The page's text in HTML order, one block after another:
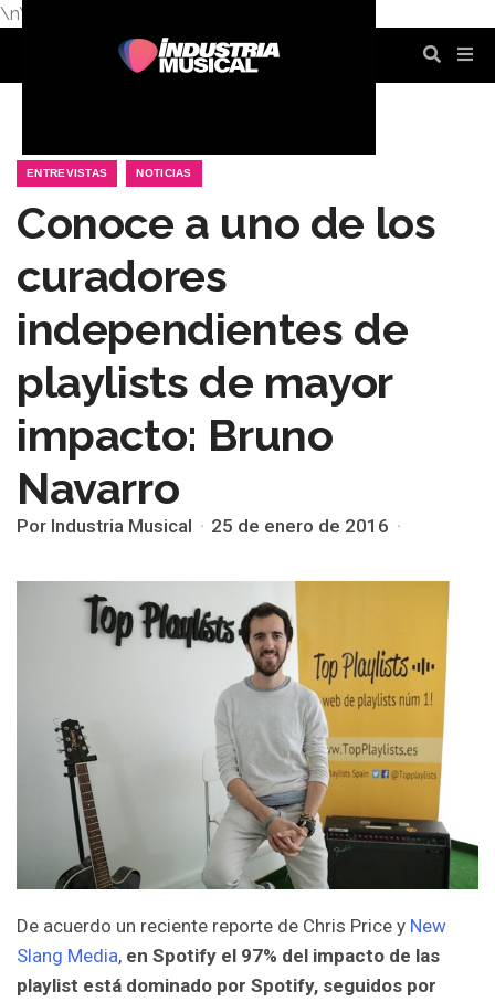
\n\n
ENTREVISTAS NOTICIAS
Conoce a uno de los
curadores
independientes de
playlists de mayor
impacto: Bruno
Navarro
Por Industria Musical 25 de enero de 2016
De acuerdo un reciente reporte de Chris Price y New
Slang Media, en Spotify el 97% del impacto de las
playlist está dominado por Spotify, seguidos por